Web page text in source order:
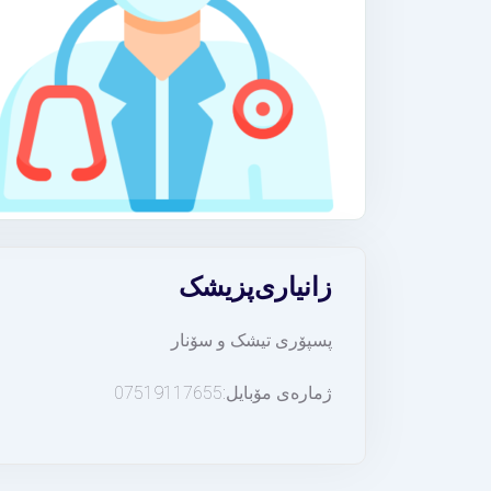
پزیشکزانیاری
پسپۆری تیشک و سۆنار
ژمارەی مۆبایل:07519117655